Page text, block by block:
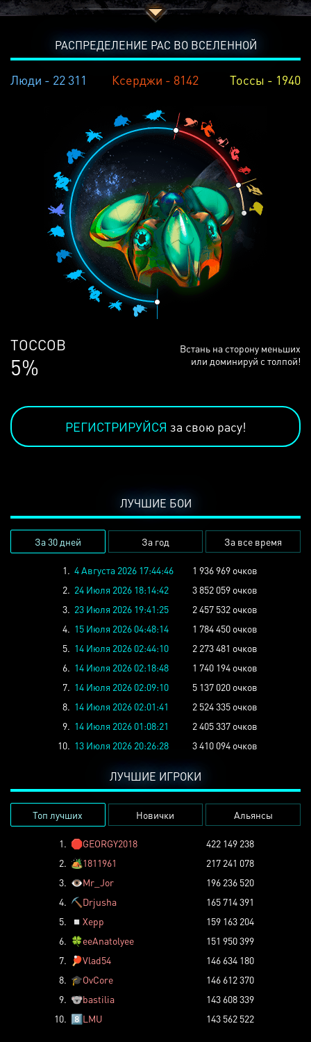
РАСПРЕДЕЛЕНИЕ РАС ВО ВСЕЛЕННОЙ
Люди - 22 311 Ксерджи - 8142 Тоссы - 1940
ЛЮДЕЙ
68%
Встань на сторону меньших
или доминируй с толпой!
РЕГИСТРИРУЙСЯ за свою расу!
ЛУЧШИЕ БОИ
За 30 дней За год За все время
1. 4 Августа 2026 17:44:46
1 936 969 очков
2. 24 Июля 2026 18:14:42
3 852 059 очков
3. 23 Июля 2026 19:41:25
2 457 532 очков
4. 15 Июля 2026 04:48:14
1 784 450 очков
5. 14 Июля 2026 02:44:10
2 273 481 очков
6. 14 Июля 2026 02:18:48
1 740 194 очков
7. 14 Июля 2026 02:09:10
5 137 020 очков
8. 14 Июля 2026 02:01:41
2 524 335 очков
9. 14 Июля 2026 01:08:21
2 405 337 очков
10. 13 Июля 2026 20:26:28 3 410 094 очков
ЛУЧШИЕ ИГРОКИ
Топ лучших Новички Альянсы
1. 🛑GEORGY2018
422 149 238
2. 🏕️1811961
217 241 078
3. 👁️Mr_Jor
196 236 520
4. ⛏️ Drjusha
165 714 391
5.
◽ Xepp
159 163 204
6. 🍀eeAnatolyee
151 950 399
7.
🏓Vlad54
146 634 180
8. 🎓OvCore
146 612 370
9. 🐨bastilia
143 608 339
10. 8️⃣LMU 143 562 522